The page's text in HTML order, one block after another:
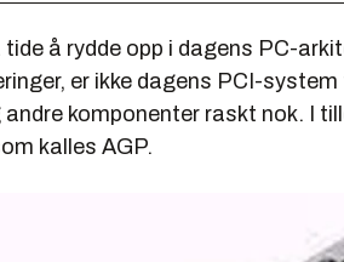
tide å rydde opp i dagens PC-
er ikke dagens PCI-
andre komponenter raskt nok. I
kalles AGP.